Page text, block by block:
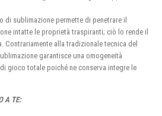
di sublimazione permette di penetrare il
intatte le proprietà traspiranti; ciò lo rende il
Contrariamente alla tradizionale tecnica del
garantisce una omogeneità
gioco totale poiché ne conserva integre le
A TE: